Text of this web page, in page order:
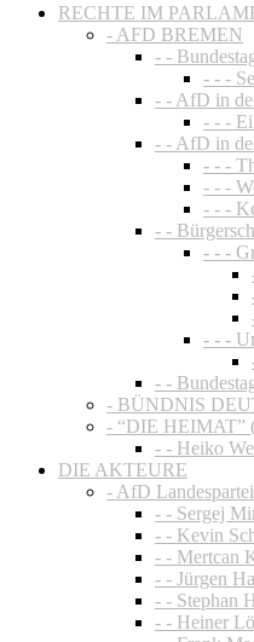
RECHTE IM
- AFD BREMEN
- -
- - -
- - AfD in
- - -
- - AfD in
- - -
- - -
- - -
- -
- - -
- - -
- -
- BÜNDNIS
- “DIE HEIMAT”
- - Heiko
DIE AKTEURE
- AfD Landespartei
- - Sergej
- - Kevin
- - Mertcan
- - Jürgen
- - Stephan
- - Heiner